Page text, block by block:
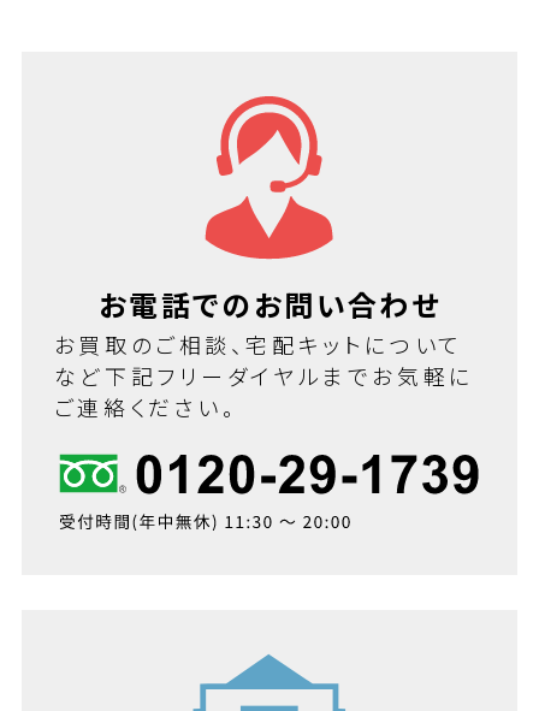
お電話でのお問い合わせ
お買取のご相談、宅配キットについて
など下記フリーダイヤルまでお気軽に
ご連絡ください。